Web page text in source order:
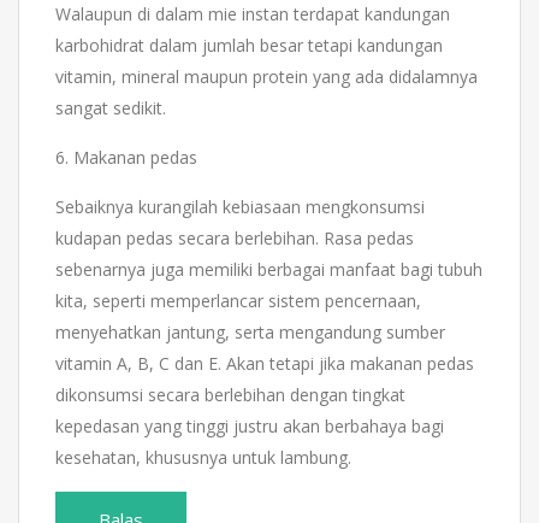
Walaupun di dalam mie instan terdapat kandungan
karbohidrat dalam jumlah besar tetapi kandungan
vitamin, mineral maupun protein yang ada didalamnya
sangat sedikit.
6. Makanan pedas
Sebaiknya kurangilah kebiasaan mengkonsumsi
kudapan pedas secara berlebihan. Rasa pedas
sebenarnya juga memiliki berbagai manfaat bagi tubuh
kita, seperti memperlancar sistem pencernaan,
menyehatkan jantung, serta mengandung sumber
vitamin A, B, C dan E. Akan tetapi jika makanan pedas
dikonsumsi secara berlebihan dengan tingkat
kepedasan yang tinggi justru akan berbahaya bagi
kesehatan, khususnya untuk lambung.